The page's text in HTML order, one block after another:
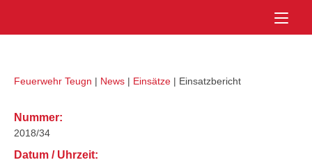
Feuerwehr Teugn | News | Einsätze | Einsatzbericht
Nummer:
2018/34
Datum / Uhrzeit: